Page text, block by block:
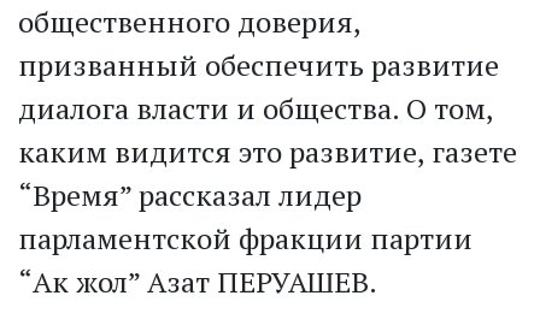
общественного доверия,
призванный обеспечить развитие
диалога власти и общества. О том,
каким видится это развитие, газете
“Время” рассказал лидер
парламентской фракции партии
“Ак жол” Азат ПЕРУАШЕВ.